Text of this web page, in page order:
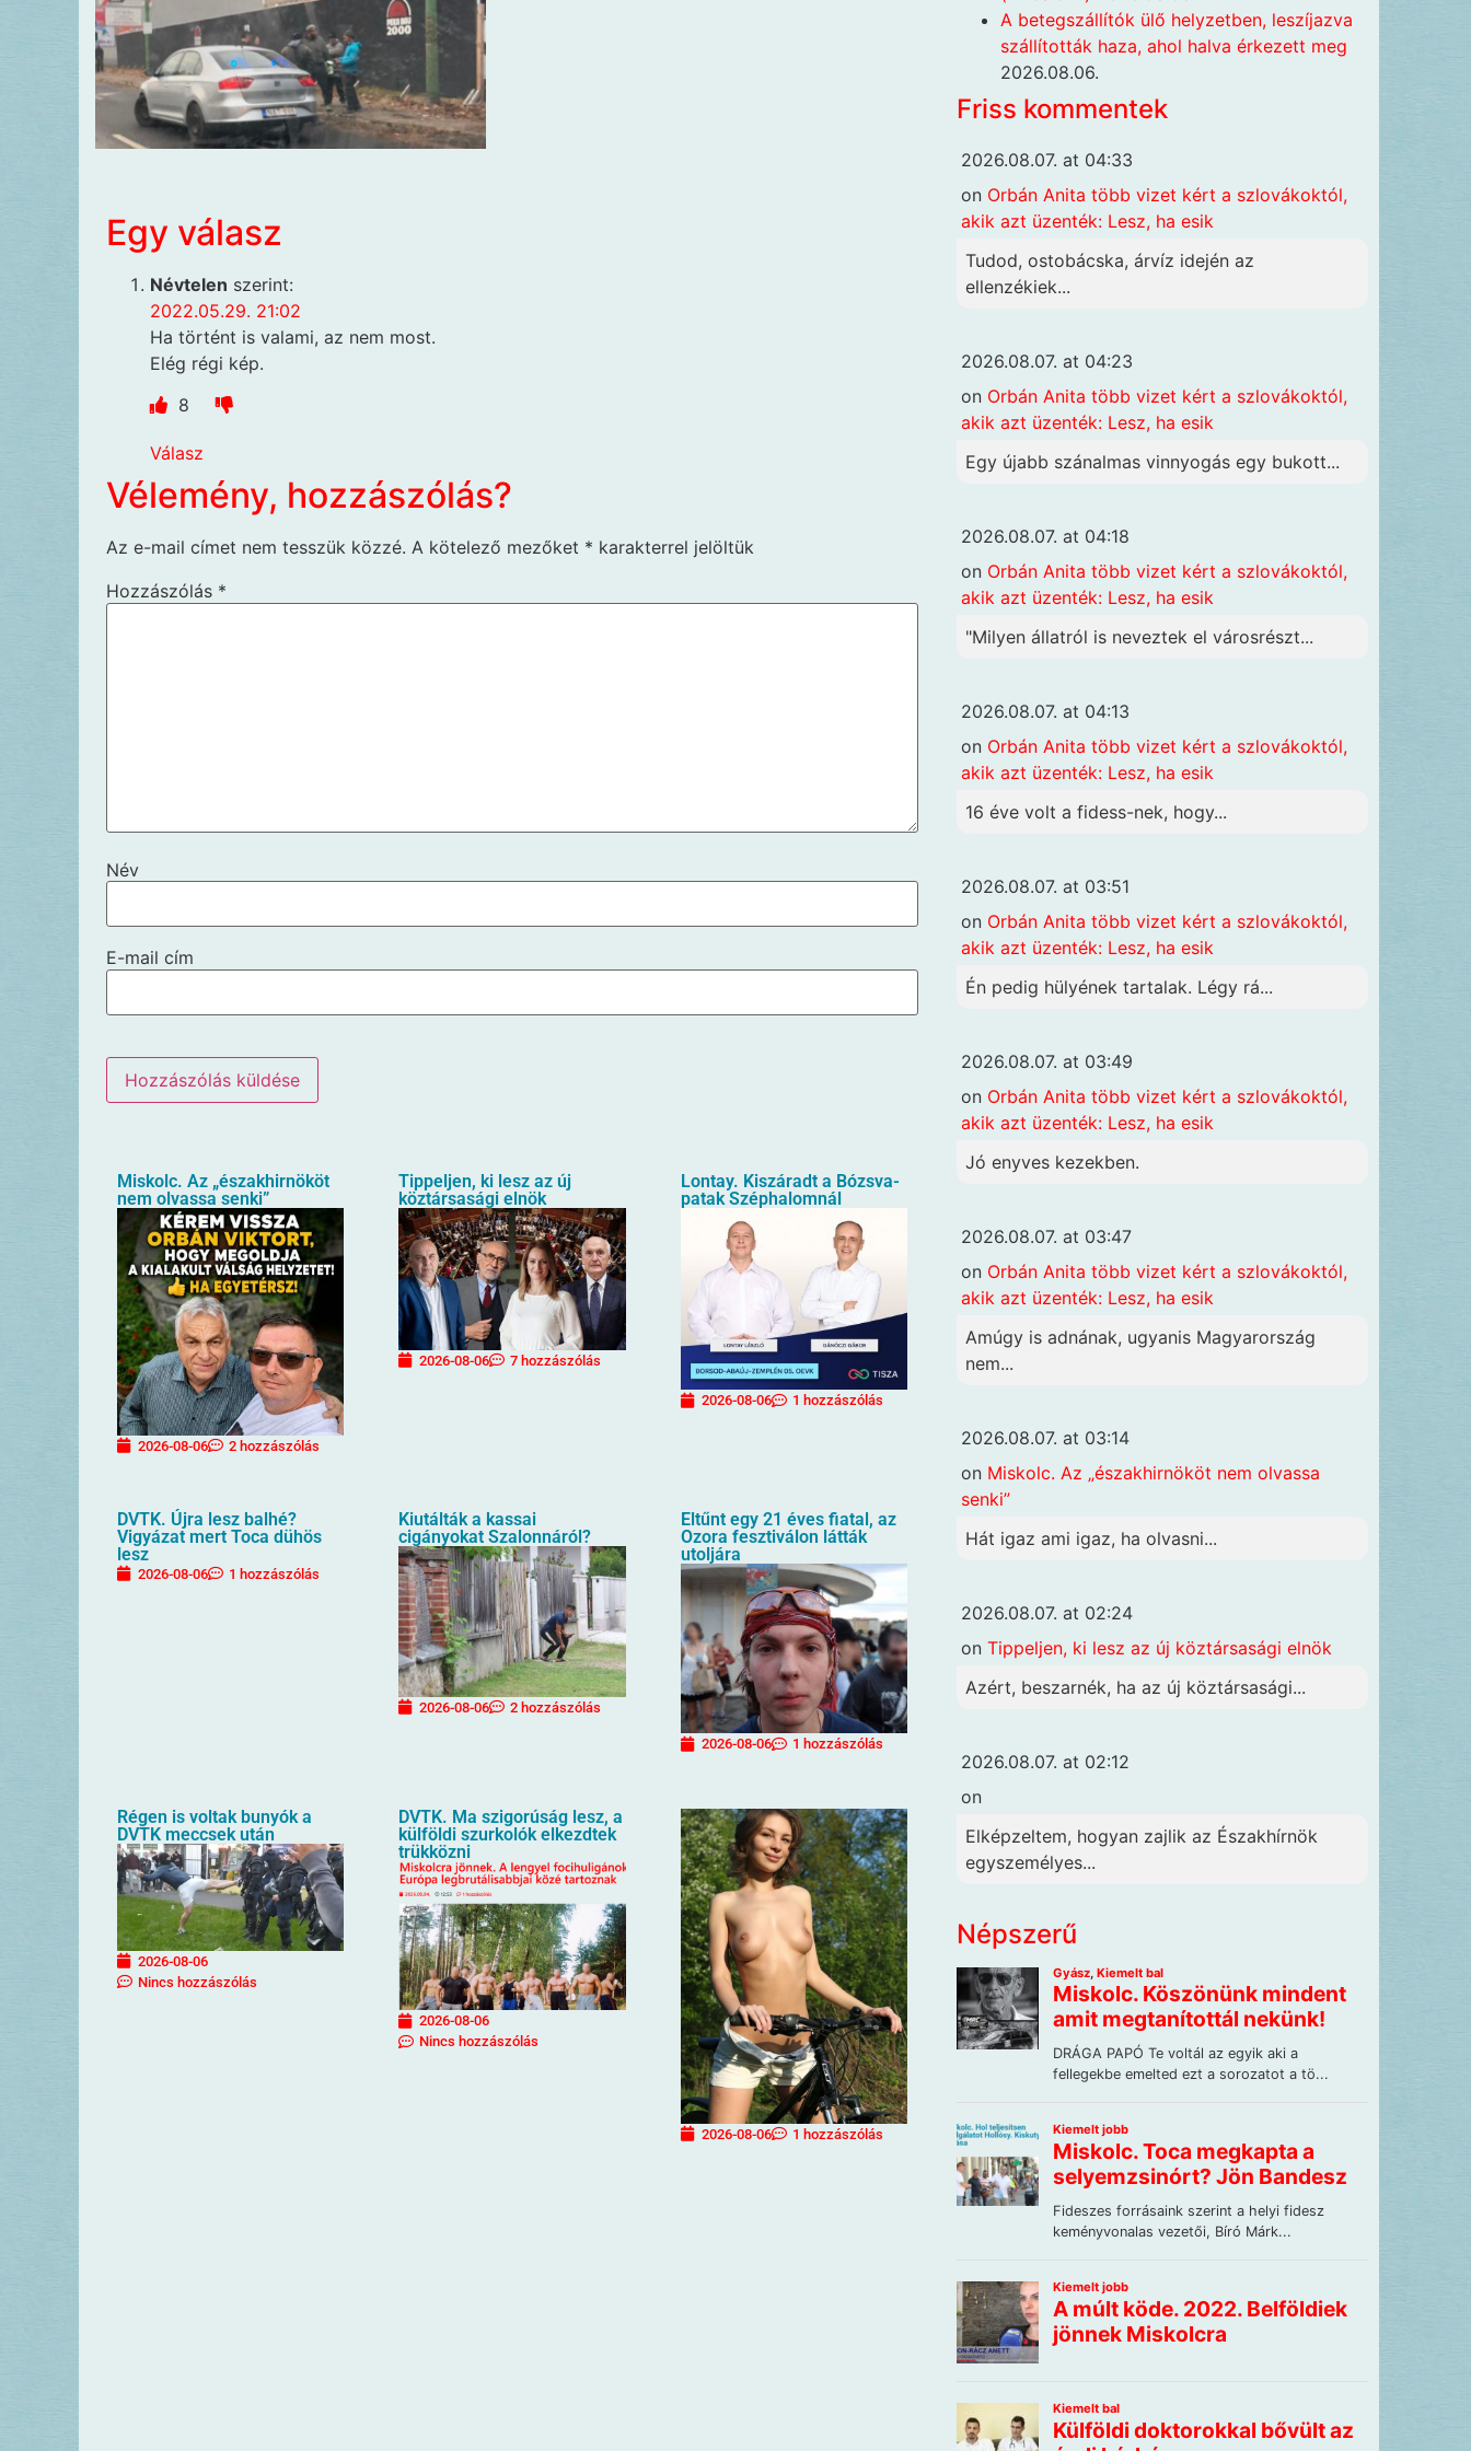
Egy válasz
Névtelen szerint:
2022.05.29. 21:02
Ha történt is valami, az nem most.
Elég régi kép.
8
Válasz
Vélemény, hozzászólás?
Az e-mail címet nem tesszük közzé. A kötelező mezőket * karakterrel jelöltük
Hozzászólás *
Név
E-mail cím
Miskolc. Az „északhirnököt
nem olvassa senki”
2026-08-06 2 hozzászólás
Tippeljen, ki lesz az új
köztársasági elnök
2026-08-06 7 hozzászólás
Lontay. Kiszáradt a Bózsva-
patak Széphalomnál
2026-08-06 1 hozzászólás
DVTK. Újra lesz balhé?
Vigyázat mert Toca dühös
lesz
2026-08-06 1 hozzászólás
Kiutálták a kassai
cigányokat Szalonnáról?
2026-08-06 2 hozzászólás
Eltűnt egy 21 éves fiatal, az
Ozora fesztiválon látták
utoljára
2026-08-06 1 hozzászólás
Régen is voltak bunyók a
DVTK meccsek után
2026-08-06
Nincs hozzászólás
DVTK. Ma szigorúság lesz, a
külföldi szurkolók elkezdtek
trükközni
2026-08-06
Nincs hozzászólás
2026-08-06 1 hozzászólás
A betegszállítók ülő helyzetben, leszíjazva
szállították haza, ahol halva érkezett meg
2026.08.06.
Friss kommentek
2026.08.07. at 04:33
on Orbán Anita több vizet kért a szlovákoktól,
akik azt üzenték: Lesz, ha esik
Tudod, ostobácska, árvíz idején az
ellenzékiek...
2026.08.07. at 04:23
on Orbán Anita több vizet kért a szlovákoktól,
akik azt üzenték: Lesz, ha esik
Egy újabb szánalmas vinnyogás egy bukott...
2026.08.07. at 04:18
on Orbán Anita több vizet kért a szlovákoktól,
akik azt üzenték: Lesz, ha esik
"Milyen állatról is neveztek el városrészt...
2026.08.07. at 04:13
on Orbán Anita több vizet kért a szlovákoktól,
akik azt üzenték: Lesz, ha esik
16 éve volt a fidess-nek, hogy...
2026.08.07. at 03:51
on Orbán Anita több vizet kért a szlovákoktól,
akik azt üzenték: Lesz, ha esik
Én pedig hülyének tartalak. Légy rá...
2026.08.07. at 03:49
on Orbán Anita több vizet kért a szlovákoktól,
akik azt üzenték: Lesz, ha esik
Jó enyves kezekben.
2026.08.07. at 03:47
on Orbán Anita több vizet kért a szlovákoktól,
akik azt üzenték: Lesz, ha esik
Amúgy is adnának, ugyanis Magyarország
nem...
2026.08.07. at 03:14
on Miskolc. Az „északhirnököt nem olvassa
senki”
Hát igaz ami igaz, ha olvasni...
2026.08.07. at 02:24
on Tippeljen, ki lesz az új köztársasági elnök
Azért, beszarnék, ha az új köztársasági...
2026.08.07. at 02:12
on
Elképzeltem, hogyan zajlik az Északhírnök
egyszemélyes...
Népszerű